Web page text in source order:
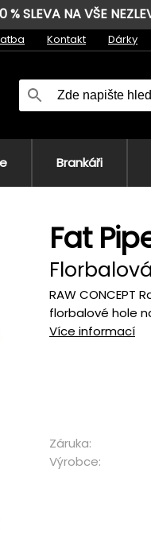
% SLEVA NA VŠE
Kontakt Dárky
Brankáři
Fat
RAW
florbalové hole
Více informací
Záruka:
Výrobce: